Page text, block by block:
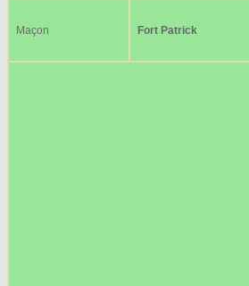
Maçon Fort Patrick